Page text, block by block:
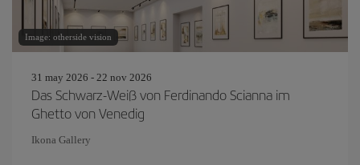
Image: otherside vision
31 may 2026 - 22 nov 2026
Das Schwarz-Weiß von Ferdinando Scianna im
Ghetto von Venedig
Ikona Gallery